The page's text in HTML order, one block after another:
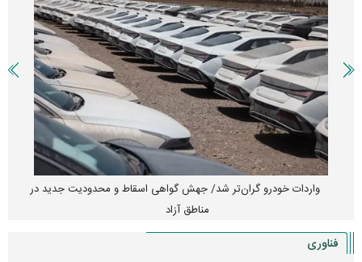
واردات خودرو گران‌تر شد/ جهش گواهی اسقاط و محدودیت جدید در
مناطق آزاد
فناوری